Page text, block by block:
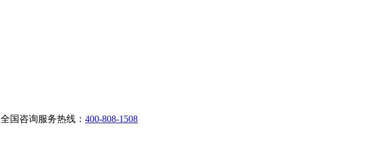
全国咨询服务热线： 400-808-1508